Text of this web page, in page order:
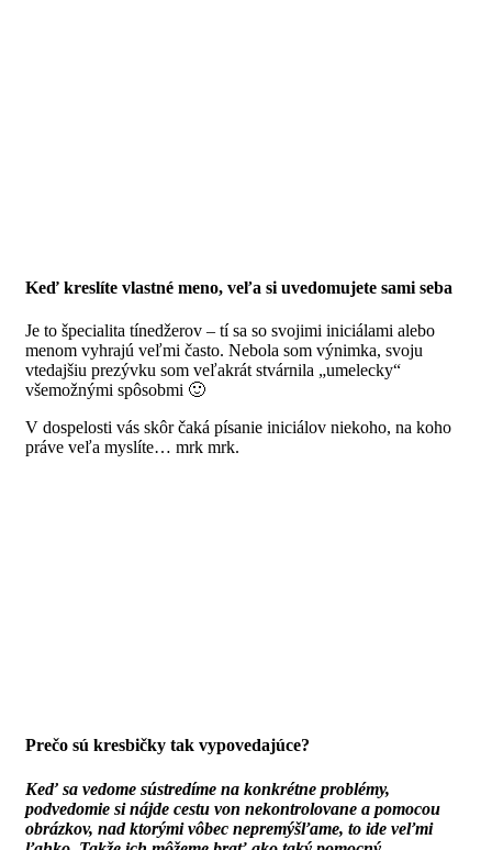
Keď kreslíte vlastné meno, veľa si uvedomujete sami seba
Je to špecialita tínedžerov – tí sa so svojimi iniciálami alebo
menom vyhrajú veľmi často. Nebola som výnimka, svoju
vtedajšiu prezývku som veľakrát stvárnila „umelecky“
všemožnými spôsobmi 🙂
V dospelosti vás skôr čaká písanie iniciálov niekoho, na koho
práve veľa myslíte… mrk mrk.
Prečo sú kresbičky tak vypovedajúce?
Keď sa vedome sústredíme na konkrétne problémy,
podvedomie si nájde cestu von nekontrolovane a pomocou
obrázkov, nad ktorými vôbec nepremýšľame, to ide veľmi